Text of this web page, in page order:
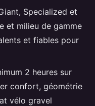
Specialized et
et milieu de gamme
et fiables pour
2 heures sur
confort, géométrie
vélo gravel